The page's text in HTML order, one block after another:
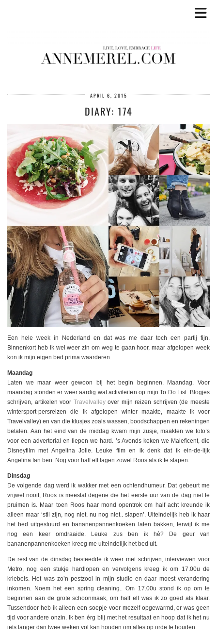
APRIL 6, 2015
DIARY: 174
Een hele week in Nederland en dat was me daar toch een partij fijn.
Binnenkort heb ik wel weer zin om weg te gaan hoor, maar afgelopen week
kon ik mijn eigen bed prima waarderen.
Maandag
Laten we maar weer gewoon bij het begin beginnen. Maandag. Voor
maandag stonden er weer aardig wat activiteiten op mijn To Do List. Blogjes
schrijven, artikelen voor Travelvalleyover mijn reizen schrijven (de meeste
wintersport-persreizen die ik afgelopen winter maakte, maakte ik voor
Travelvalley) en van die klusjes zoals wassen, boodschappen en rekeningen
betalen. Aan het eind van de middag kwam mijn zusje, maakten we foto’s
voor een advertorial en liepen we hard. ’s Avonds keken we Maleficent, die
Disneyfilm met Angelina Jolie. Leuke film en ik denk dat ik ein-de-lijk
Angelina fan ben. Nog voor half elf lagen zowel Roos als ik te slapen.
Dinsdag
De volgende dag werd ik wakker met een ochtendhumeur. Dat gebeurt me
vrijwel nooit, Roos is meestal degene die het eerste uur van de dag niet te
pruimen is. Maar toen Roos haar mond opentrok om half acht kreunde ik
alleen maar ‘stil zijn, nog niet, nu nog niet.. slapen’. Uiteindelijk heb ik haar
het bed uitgestuurd en bananenpannenkoeken laten bakken, terwijl ik me
nog een keer omdraaide. Leuke zus ben ik hè? De geur van
bananenpannenkoeken kreeg me uiteindelijk het bed uit.
De rest van de dinsdag besteedde ik weer met schrijven, interviewen voor
Metro, nog een stukje hardlopen en vervolgens kreeg ik om 17.00u de
kriebels. Het was zo’n pestzooi in mijn studio en daar moest verandering
inkomen. Noem het een spring cleaning.. Om 17.00u stond ik op om te
beginnen aan de grote schoonmaak, om half elf was ik zo goed als klaar.
Tussendoor heb ik alleen een soepje voor mezelf opgewarmd, er was geen
tijd voor andere onzin. Ik ben érg blij met het resultaat en hoop dat ik het nu
iets langer dan twee weken vol kan houden om alles op orde te houden.